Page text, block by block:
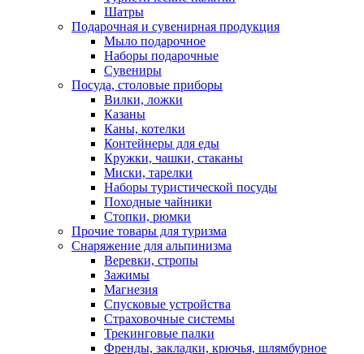
Шатры
Подарочная и сувенирная продукция
Мыло подарочное
Наборы подарочные
Сувениры
Посуда, столовые приборы
Вилки, ложки
Казаны
Каны, котелки
Контейнеры для еды
Кружки, чашки, стаканы
Миски, тарелки
Наборы туристической посуды
Походные чайники
Стопки, рюмки
Прочие товары для туризма
Снаряжение для альпинизма
Веревки, стропы
Зажимы
Магнезия
Спусковые устройства
Страховочные системы
Трекинговые палки
Френды, закладки, крючья, шлямбурное